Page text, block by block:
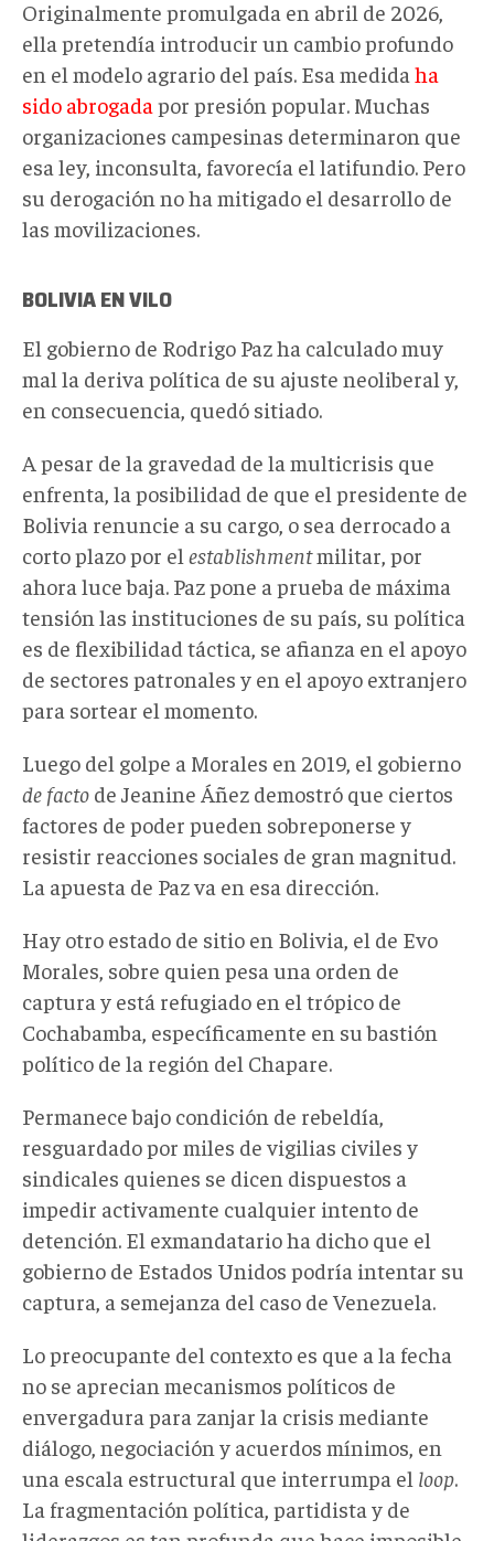
Originalmente promulgada en abril de 2026,
ella pretendía introducir un cambio profundo
en el modelo agrario del país. Esa medida ha
sido abrogada por presión popular. Muchas
organizaciones campesinas determinaron que
esa ley, inconsulta, favorecía el latifundio. Pero
su derogación no ha mitigado el desarrollo de
las movilizaciones.
BOLIVIA EN VILO
El gobierno de Rodrigo Paz ha calculado muy
mal la deriva política de su ajuste neoliberal y,
en consecuencia, quedó sitiado.
A pesar de la gravedad de la multicrisis que
enfrenta, la posibilidad de que el presidente de
Bolivia renuncie a su cargo, o sea derrocado a
corto plazo por el establishmentmilitar, por
ahora luce baja. Paz pone a prueba de máxima
tensión las instituciones de su país, su política
es de flexibilidad táctica, se afianza en el apoyo
de sectores patronales y en el apoyo extranjero
para sortear el momento.
Luego del golpe a Morales en 2019, el gobierno
de facto de Jeanine Áñez demostró que ciertos
factores de poder pueden sobreponerse y
resistir reacciones sociales de gran magnitud.
La apuesta de Paz va en esa dirección.
Hay otro estado de sitio en Bolivia, el de Evo
Morales, sobre quien pesa una orden de
captura y está refugiado en el trópico de
Cochabamba, específicamente en su bastión
político de la región del Chapare.
Permanece bajo condición de rebeldía,
resguardado por miles de vigilias civiles y
sindicales quienes se dicen dispuestos a
impedir activamente cualquier intento de
detención. El exmandatario ha dicho que el
gobierno de Estados Unidos podría intentar su
captura, a semejanza del caso de Venezuela.
Lo preocupante del contexto es que a la fecha
no se aprecian mecanismos políticos de
envergadura para zanjar la crisis mediante
diálogo, negociación y acuerdos mínimos, en
una escala estructural que interrumpa el loop.
La fragmentación política, partidista y de